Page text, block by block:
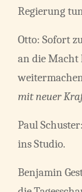
Regierung
Otto: Sofort
an die Macht
mit neuer
Paul
ins Studio.
Benjamin